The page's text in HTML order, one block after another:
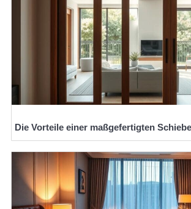
Die Vorteile einer maßgefertigten